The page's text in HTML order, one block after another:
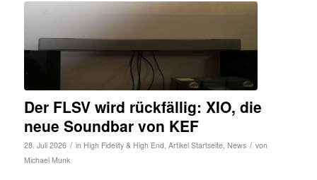
Der FLSV wird rückfällig: XIO, die
neue Soundbar von KEF
28. Juli 2026 / in High Fidelity & High End, Artikel Startseite, News / von
Michael Munk